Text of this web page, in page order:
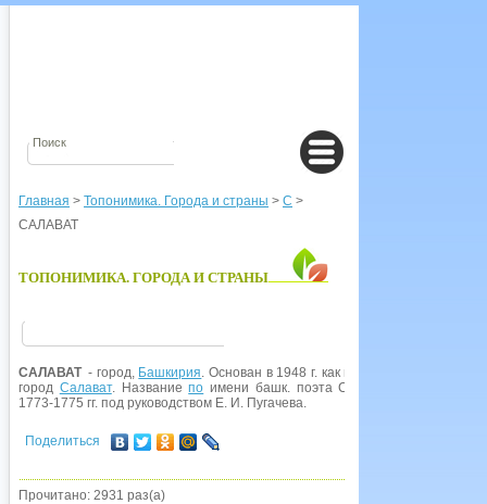
Главная > Топонимика. Города и страны > С >
САЛАВАТ
ТОПОНИМИКА. ГОРОДА И СТРАНЫ
САЛАВАТ - город, Башкирия. Основан в 1948 г. как пос. при
город Салават. Названиепо имени башк. поэта Салавата Юлаева
1773-1775 гг. под руководством Е. И. Пугачева.
Поделиться
Прочитано: 2931 раз(а)